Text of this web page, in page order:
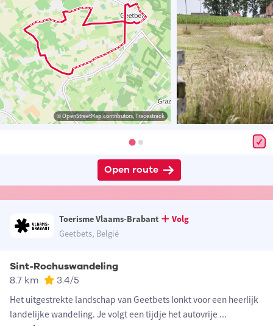
© OpenStreetMap contributors, Tracestrack
Open route
Toerisme Vlaams-Brabant
Volg
Geetbets, België
Sint-Rochuswandeling
8.7 km 3.4/5
Het uitgestrekte landschap van Geetbets lonkt voor een heerlijk
landelijke wandeling. Je volgt een tijdje het autovrije ...